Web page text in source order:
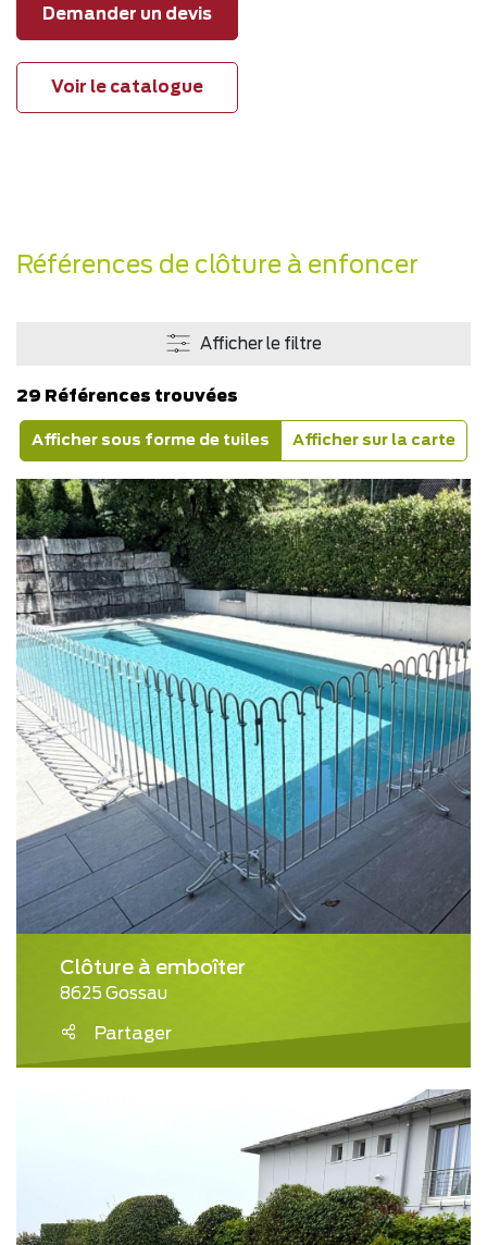
Demander un devis
Voir le catalogue
Références de clôture à enfoncer
Afficher le filtre
29 Références trouvées
Afficher sous forme de tuiles Afficher sur la carte
Clôture à emboîter
8625 Gossau
Partager